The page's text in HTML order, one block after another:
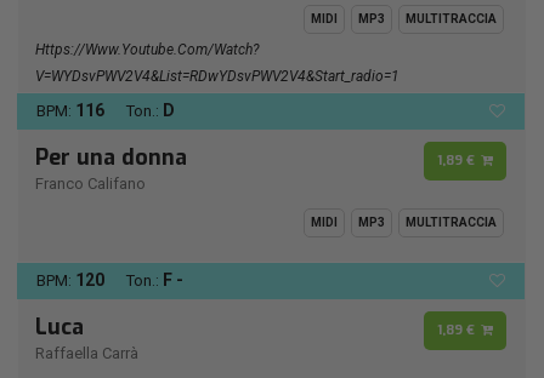
MIDI MP3 MULTITRACCIA
Https://www.youtube.com/watch?
V=wYDsvPWV2V4&list=RDwYDsvPWV2V4&start_radio=1
BPM: 116 Ton.: D
Per una donna
Franco Califano
1,89 €
MIDI MP3 MULTITRACCIA
BPM: 120 Ton.: F -
Luca
Raffaella Carrà
1,89 €